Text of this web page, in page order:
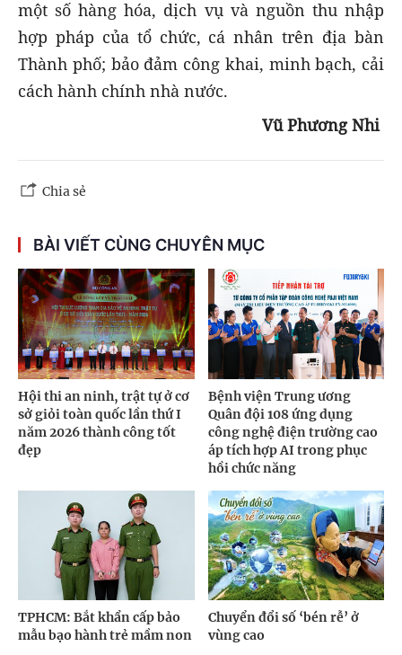
một số hàng hóa, dịch vụ và nguồn thu nhập
hợp pháp của tổ chức, cá nhân trên địa bàn
Thành phố; bảo đảm công khai, minh bạch, cải
cách hành chính nhà nước.
Vũ Phương Nhi
Chia sẻ
BÀI VIẾT CÙNG CHUYÊN MỤC
Hội thi an ninh, trật tự ở cơ
sở giỏi toàn quốc lần thứ I
năm 2026 thành công tốt
đẹp
Bệnh viện Trung ương
Quân đội 108 ứng dụng
công nghệ điện trường cao
áp tích hợp AI trong phục
hồi chức năng
TPHCM: Bắt khẩn cấp bảo
mẫu bạo hành trẻ mầm non
Chuyển đổi số ‘bén rễ’ ở
vùng cao